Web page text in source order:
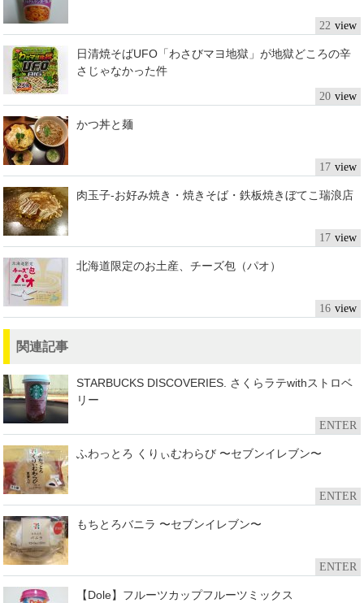
22
日清焼そばUFO「わさびマヨ地獄」が地獄どころの辛
さじゃなかった件
20
かつ丼と麺
17
肉玉子-お好み焼き・焼きそば・鉄板焼きぼてこ瑞浪店
17
北海道限定のお土産、チーズ包（パオ）
16
関連記事
STARBUCKS DISCOVERIES. さくらラテwithストロベ
リー
ENTER
ふわっとろ くりぃむわらび 〜セブンイレブン〜
ENTER
もちとろバニラ 〜セブンイレブン〜
ENTER
【Dole】フルーツカップフルーツミックス